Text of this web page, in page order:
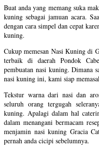
Buat anda yang memang suka
kuning sebagai jamuan acara.
dengan cara simpel dan cepat
kuning.
Cukup memesan Nasi Kuning di
terbaik di daerah Pondok
pembuatan nasi kuning. Dimana
nasi kuning ini, kami siap
Tekstur warna dari nasi dan
seluruh orang tergugah
kuning. Apalagi dalam hal
dalam menangani bermacam
menjamin nasi kuning Gracia
pernah anda cicipi sebelumnya.